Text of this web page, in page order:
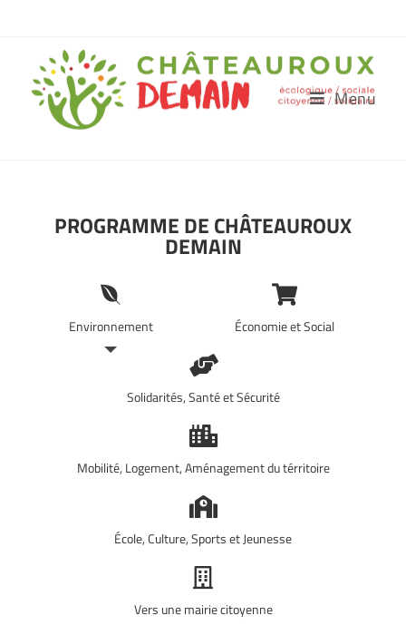
Menu
PROGRAMME DE CHÂTEAUROUX
DEMAIN
Environnement Économie et Social
Solidarités, Santé et Sécurité
Mobilité, Logement, Aménagement du térritoire
École, Culture, Sports et Jeunesse
Vers une mairie citoyenne